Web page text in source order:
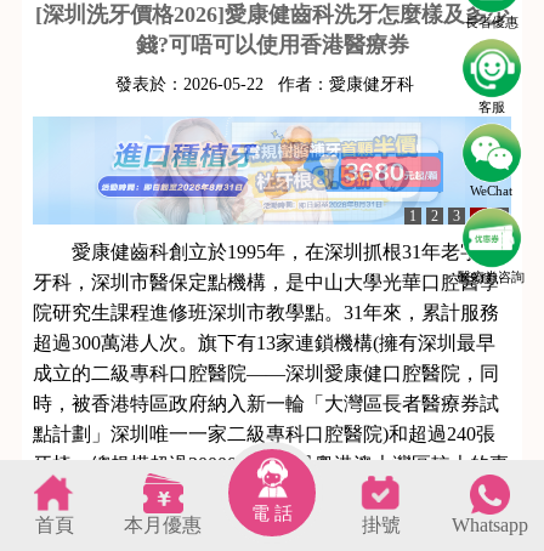
長者優惠
客服
WeChat
醫療劵咨詢
[深圳洗牙價格2026]愛康健齒科洗牙怎麼樣及多少
錢?可唔可以使用香港醫療券
發表於： 2026-05-22 作者： 愛康健牙科
1 2 3 4 5
愛康健齒科創立於1995年，在深圳抓根31年老字號
牙科，深圳市醫保定點機構，是中山大學光華口腔醫學
院研究生課程進修班深圳市教學點。31年來，累計服務
超過300萬港人次。旗下有13家連鎖機構(擁有深圳最早
成立的二級專科口腔醫院——深圳愛康健口腔醫院，同
時，被香港特區政府納入新一輪「大灣區長者醫療券試
點計劃」深圳唯一一家二級專科口腔醫院)和超過240張
牙椅，總規模超過30000平米，是粵港澳大灣區較大的專
業連鎖口腔機構，愛康健齒科洗牙在多個方面表現較為
突出：
首頁 本月優惠
電 話
掛號 Whatsapp